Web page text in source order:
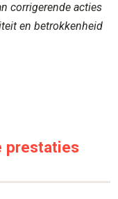
corrigerende acties
en betrokkenheid
prestaties